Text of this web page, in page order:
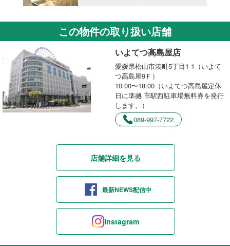
この物件の取り扱い店舗
いよてつ高島屋店
愛媛県松山市湊町5丁目1-1（いよて
つ高島屋9Ｆ）
10:00〜18:00（いよてつ高島屋定休
日に準拠 市駅西駐車場無料券を発行
します。）
089-997-7722
店舗詳細を見る
最新NEWS配信中
Instagram